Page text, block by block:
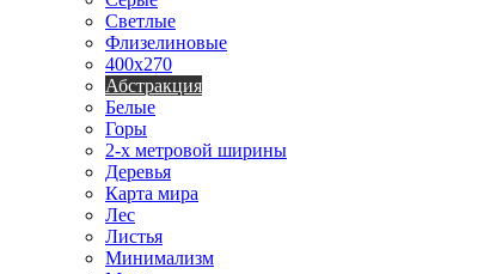
Светлые
Флизелиновые
400х270
Абстракция
Белые
Горы
2-х метровой ширины
Деревья
Карта мира
Лес
Листья
Минимализм